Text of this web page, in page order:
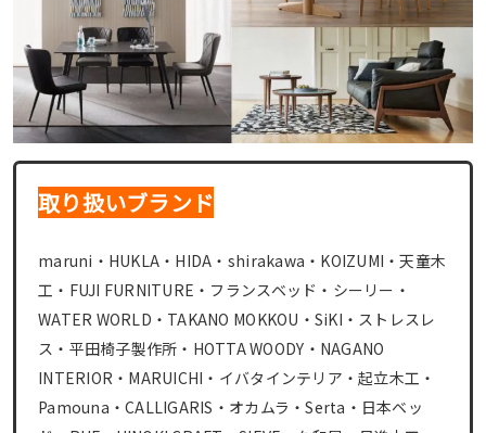
取り扱いブランド
maruni・HUKLA・HIDA・shirakawa・KOIZUMI・天童木
工・FUJI FURNITURE・フランスベッド・シーリー・
WATER WORLD・TAKANO MOKKOU・SiKI・ストレスレ
ス・平田椅子製作所・HOTTA WOODY・NAGANO
INTERIOR・MARUICHI・イバタインテリア・起立木工・
Pamouna・CALLIGARIS・オカムラ・Serta・日本ベッ